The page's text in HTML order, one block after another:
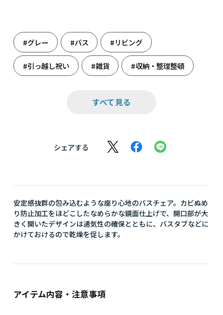
#グレー #バス #リビング
#引っ越し祝い #雑貨 #収納・整理整頓
すべて見る
シェアする
安定感抜群の包み込むような座り心地のバスチェア。カビぬめ
り防止加工をほどこしたなめらかな鏡面仕上げで、開口部が大
きく開いたデザインは通気性の確保とともに、バスタブなどに
かけておけるので乾燥を促します。
アイテム内容・注意事項